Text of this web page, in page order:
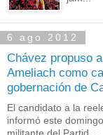
6 ago 2012
Chávez propuso
Ameliach como
gobernación de
El candidato a la
informó este
militante del Partid...